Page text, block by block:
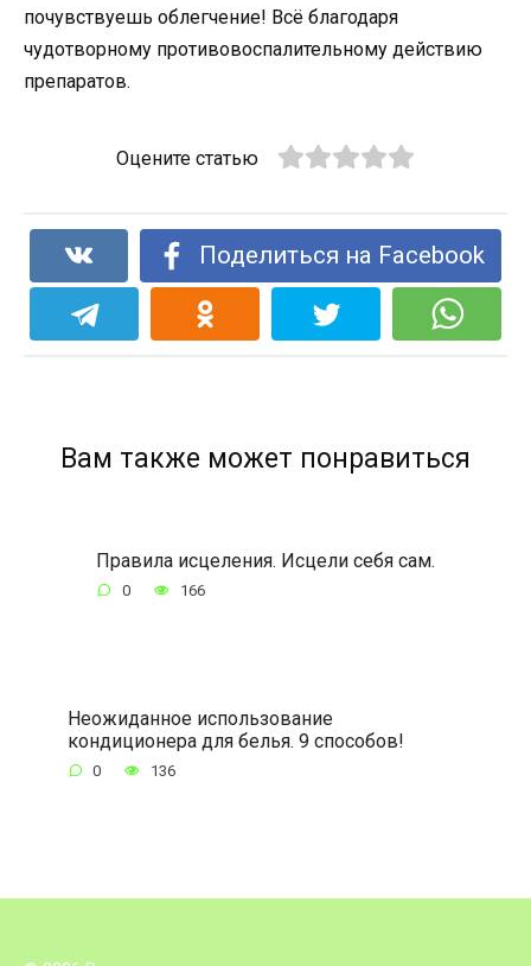
почувствуешь облегчение! Всё благодаря
чудотворному противовоспалительному действию
препаратов.
Оцените статью
Поделиться на Facebook
Вам также может понравиться
Правила исцеления. Исцели себя сам.
0 166
Неожиданное использование
кондиционера для белья. 9 способов!
0 136